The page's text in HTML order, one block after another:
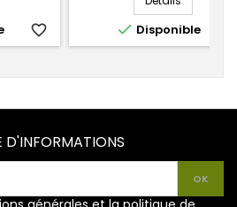
favorite_border  Disponible
D'INFORMATIONS